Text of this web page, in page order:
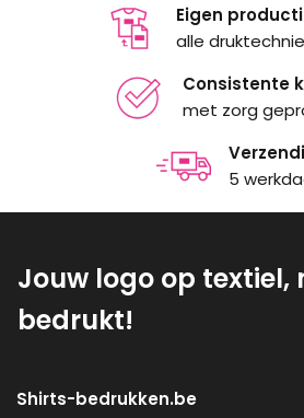
Eigen
alle
Consistente
met zorg
5
Jouw logo op textiel,
bedrukt!
Shirts-bedrukken.be